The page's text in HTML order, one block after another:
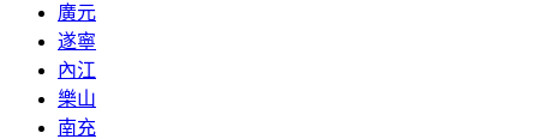
廣元
遂寧
內江
樂山
南充